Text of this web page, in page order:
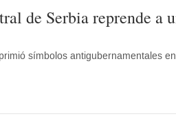
de Serbia reprende a
símbolos antigubernamentales